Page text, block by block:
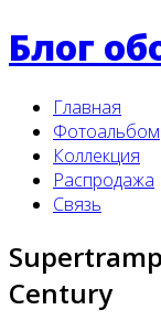
Блог
Главная
Фотоальбом
Коллекция
Распродажа
Связь
Century